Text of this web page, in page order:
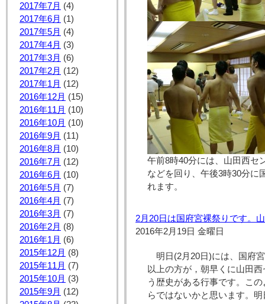
2017年7月 (4)
2017年6月 (1)
2017年5月 (4)
2017年4月 (3)
2017年3月 (6)
2017年2月 (12)
2017年1月 (12)
2016年12月 (15)
2016年11月 (10)
2016年10月 (10)
2016年9月 (11)
2016年8月 (10)
2016年7月 (12)
2016年6月 (10)
2016年5月 (7)
2016年4月 (7)
2016年3月 (7)
2016年2月 (8)
2016年1月 (6)
2015年12月 (8)
2015年11月 (7)
2015年10月 (3)
2015年9月 (12)
午前8時40分には、山田西セ
などを回り、午後3時30分に
れます。
2月20日は国府宮裸祭りです。
2016年2月19日 金曜日
明日(2月20日)には、国府
以上の方が，朝早くに山田
う歴史がある行事です。こ
らではないかと思います。